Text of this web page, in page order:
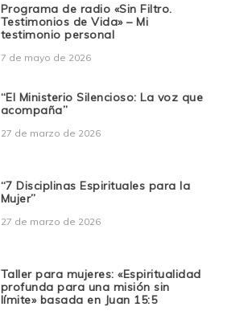
Programa de radio «Sin Filtro.
Testimonios de Vida» – Mi
testimonio personal
7 de mayo de 2026
“El Ministerio Silencioso: La voz que
acompaña”
27 de marzo de 2026
“7 Disciplinas Espirituales para la
Mujer”
27 de marzo de 2026
Taller para mujeres: «Espiritualidad
profunda para una misión sin
límite» basada en Juan 15:5